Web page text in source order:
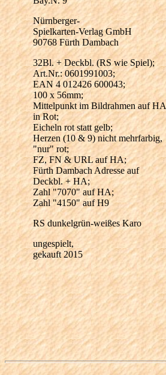
Nürnberger-
Spielkarten-Verlag GmbH
90768 Fürth Dambach
32Bl. + Deckbl. (RS wie Spiel);
Art.Nr.: 0601991003;
EAN 4 012426 600043;
100 x 56mm;
Mittelpunkt im Bildrahmen auf HA
in Rot;
Eicheln rot statt gelb;
Herzen (10 & 9) nicht mehrfarbig,
"nur" rot;
FZ, FN & URL auf HA;
Fürth Dambach Adresse auf
Deckbl. + HA;
Zahl "7070" auf HA;
Zahl "4150" auf H9
RS dunkelgrün-weißes Karo
ungespielt,
gekauft 2015